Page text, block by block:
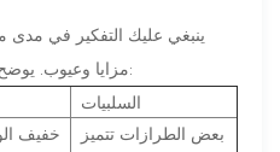
ينبغي عليك التفكير في مدى
مزايا وعيوب. يوضح الجدول أدناه الخيارات الرئيسية:
السلبيات
خفيف
بعض الطرازات تتميز